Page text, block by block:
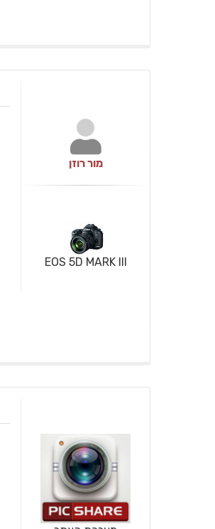
מור רוזן
EOS 5D MARK III